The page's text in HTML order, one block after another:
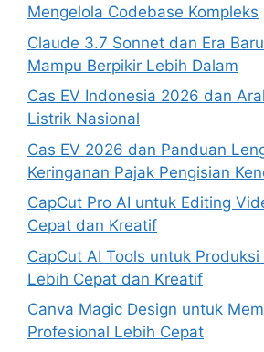
Mengelola Codebase Kompleks
Claude 3.7 Sonnet dan Era
Mampu Berpikir Lebih Dalam
Cas EV Indonesia 2026 dan
Listrik Nasional
Cas EV 2026 dan Panduan
Keringanan Pajak Pengisian
CapCut Pro AI untuk Editing
Cepat dan Kreatif
CapCut AI Tools untuk
Lebih Cepat dan Kreatif
Canva Magic Design untuk
Profesional Lebih Cepat